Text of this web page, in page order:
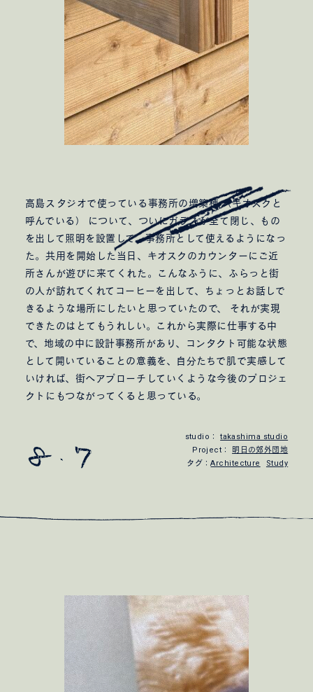
高島スタジオで使っている事務所の増築棟 （キオスクと
呼んでいる） について、ついにガラスが全て閉じ、もの
を出して照明を設置して、事務所として使えるようになっ
た。共用を開始した当日、キオスクのカウンターにご近
所さんが遊びに来てくれた。こんなふうに、ふらっと街
の人が訪れてくれてコーヒーを出して、ちょっとお話しで
きるような場所にしたいと思っていたので、 それが実現
できたのはとてもうれしい。これから実際に仕事する中
で、地域の中に設計事務所があり、コンタクト可能な状態
として開いていることの意義を、自分たちで肌で実感して
いければ、街へアプローチしていくような今後のプロジェ
クトにもつながってくると思っている。
studio：
takashima studio
Project：
明日の郊外団地
タグ：Architecture Study